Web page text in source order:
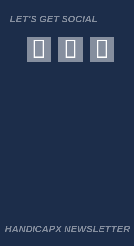
LET'S GET SOCIAL
HANDICAPX NEWSLETTER